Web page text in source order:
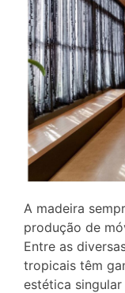
A madeira
produção de
Entre as
tropicais têm
estética